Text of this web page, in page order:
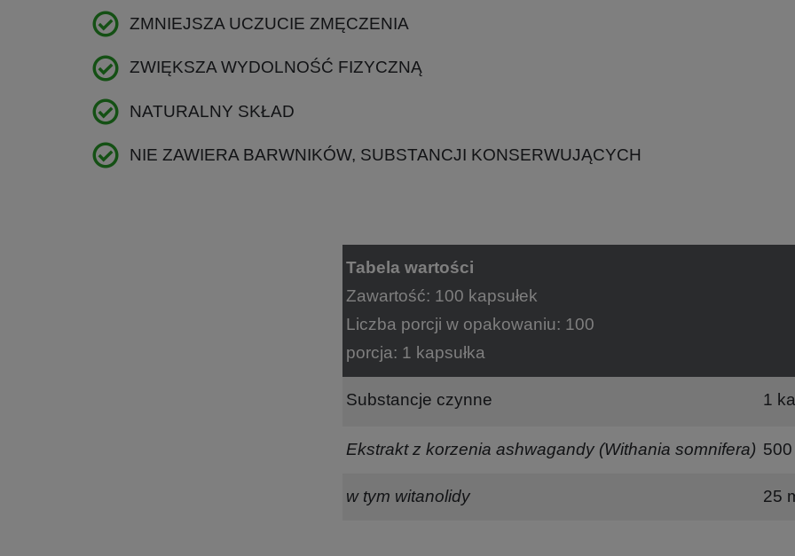
ZMNIEJSZA UCZUCIE ZMĘCZENIA
ZWIĘKSZA WYDOLNOŚĆ FIZYCZNĄ
NATURALNY SKŁAD
NIE ZAWIERA BARWNIKÓW, SUBSTANCJI KONSERWUJĄCYCH
Tabela wartości
Zawartość: 100 kapsułek
Liczba porcji w opakowaniu: 100
porcja: 1 kapsułka
Substancje czynne 1
Ekstrakt z korzenia ashwagandy (Withania somnifera)
w tym witanolidy 25